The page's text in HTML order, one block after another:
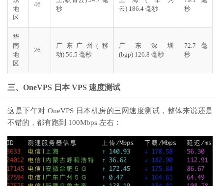
地
区
46
秒
云) 186.4 毫秒
秒
华
南
地
区
26
广东广州(移
动) 56.5 毫秒
广东深圳
(bgp) 126.8 毫秒
72.7 毫
秒
三、OneVPS 日本 VPS 速度测试
这是下午对 OneVPS 日本机房的三网速度测试，整体来说还是
不错的，都有跑到 100Mbps 左右：